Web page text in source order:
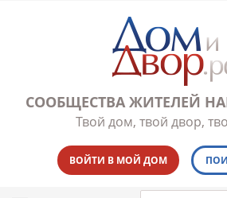
СООБЩЕСТВА ЖИТЕЛЕЙ
Твой дом, твой двор,
ВОЙТИ В МОЙ ДОМ